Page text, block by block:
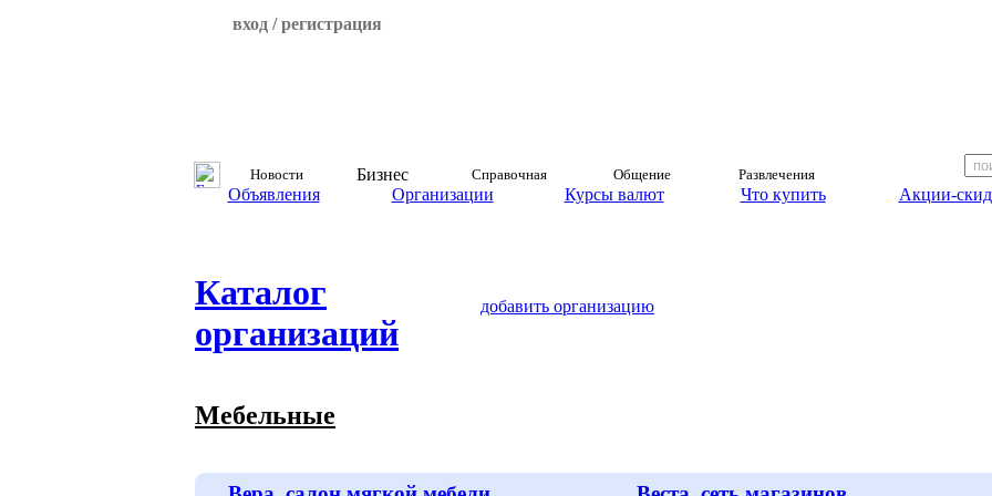
вход / регистрация
Новости Бизнес Справочная Общение Развлечения
Объявления Организации Курсы валют Что купить Акции-
Каталог
организаций
добавить организацию
Мебельные